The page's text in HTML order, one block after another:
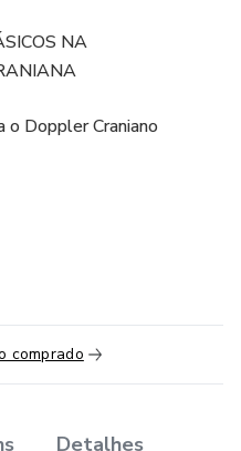
NA
o Doppler Craniano
comprado
Detalhes